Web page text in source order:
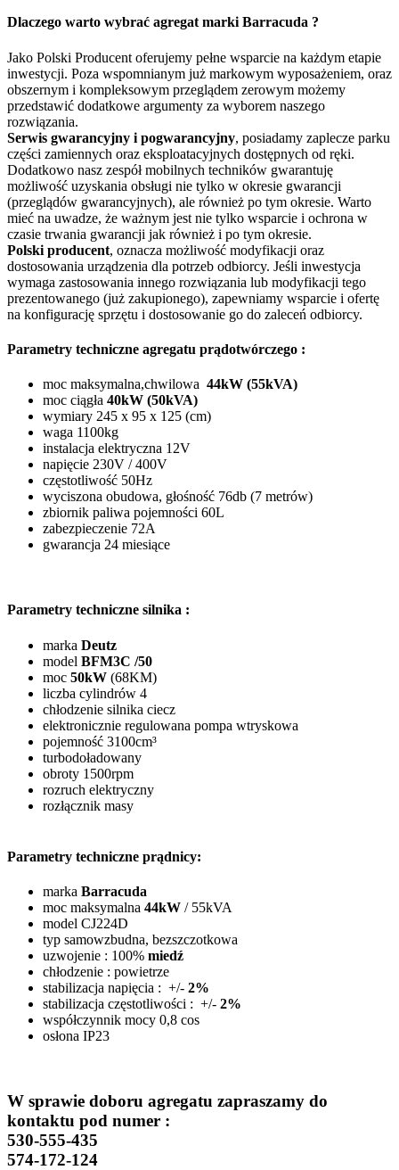
Dlaczego warto wybrać agregat marki Barracuda ?
Jako Polski Producent oferujemy pełne wsparcie na każdym etapie
inwestycji. Poza wspomnianym już markowym wyposażeniem, oraz
obszernym i kompleksowym przeglądem zerowym możemy
przedstawić dodatkowe argumenty za wyborem naszego
rozwiązania.
Serwis gwarancyjny i pogwarancyjny, posiadamy zaplecze parku
części zamiennych oraz eksploatacyjnych dostępnych od ręki.
Dodatkowo nasz zespół mobilnych techników gwarantuję
możliwość uzyskania obsługi nie tylko w okresie gwarancji
(przeglądów gwarancyjnych), ale również po tym okresie. Warto
mieć na uwadze, że ważnym jest nie tylko wsparcie i ochrona w
czasie trwania gwarancji jak również i po tym okresie.
Polski producent, oznacza możliwość modyfikacji oraz
dostosowania urządzenia dla potrzeb odbiorcy. Jeśli inwestycja
wymaga zastosowania innego rozwiązania lub modyfikacji tego
prezentowanego (już zakupionego), zapewniamy wsparcie i ofertę
na konfigurację sprzętu i dostosowanie go do zaleceń odbiorcy.
Parametry techniczne agregatu prądotwórczego :
moc maksymalna,chwilowa 44kW (55kVA)
moc ciągła 40kW (50kVA)
wymiary 245 x 95 x 125 (cm)
waga 1100kg
instalacja elektryczna 12V
napięcie 230V / 400V
częstotliwość 50Hz
wyciszona obudowa, głośność 76db (7 metrów)
zbiornik paliwa pojemności 60L
zabezpieczenie 72A
gwarancja 24 miesiące
Parametry techniczne silnika :
marka Deutz
model BFM3C /50
moc 50kW (68KM)
liczba cylindrów 4
chłodzenie silnika ciecz
elektronicznie regulowana pompa wtryskowa
pojemność 3100cm³
turbodoładowany
obroty 1500rpm
rozruch elektryczny
rozłącznik masy
Parametry techniczne prądnicy:
marka Barracuda
moc maksymalna 44kW / 55kVA
model CJ224D
typ samowzbudna, bezszczotkowa
uzwojenie : 100% miedź
chłodzenie : powietrze
stabilizacja napięcia : +/- 2%
stabilizacja częstotliwości : +/- 2%
współczynnik mocy 0,8 cos
osłona IP23
W sprawie doboru agregatu zapraszamy do
kontaktu pod numer :
530-555-435
574-172-124